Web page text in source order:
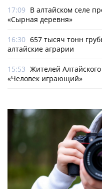
17:09 В алтайском селе
«Сырная деревня»
16:30 657 тысяч тонн
алтайские аграрии
15:53 Жителей
«Человек играющий»